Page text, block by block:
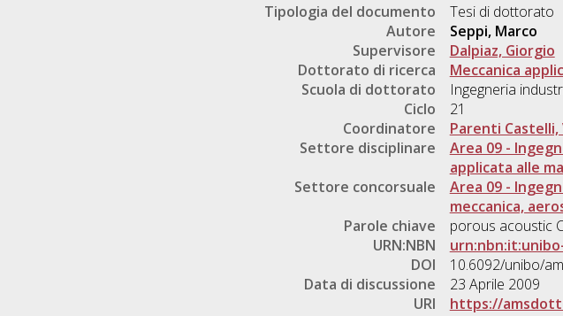
Tipologia del documento
Tesi di dottorato
Autore
Seppi, Marco
Supervisore
Dalpiaz, Giorgio
Dottorato di ricerca
Meccanica
Scuola di dottorato
Ingegneria
Ciclo
21
Coordinatore
Parenti Castelli,
Settore disciplinare
Area 09 -
applicata alle
Settore concorsuale
Area 09 -
meccanica,
Parole chiave
porous acoustic
URN:NBN
DOI
10.6092/unibo/
Data di discussione
23 Aprile 2009
URI
https://